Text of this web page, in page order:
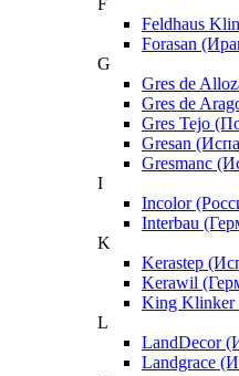
F
Feldhaus
Forasan
G
Gres de
Gres de
Gres Tejo
Gresan
Gresmanc
I
Incolor
Interbau
K
Kerastep
Kerawil
King
L
LandDecor
Landgrace